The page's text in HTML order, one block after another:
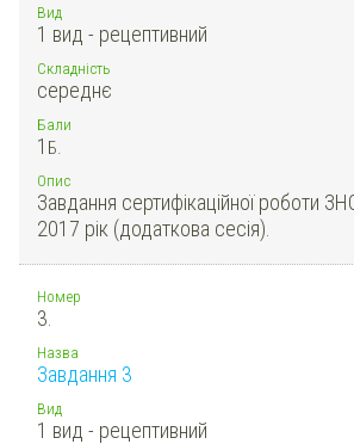
Вид
1 вид - рецептивний
Складність
середнє
Бали
1 Б.
Опис
Завдання сертифікаційної роботи
2017 рік (додаткова сесія).
Номер
3.
Назва
Завдання 3
Вид
1 вид - рецептивний